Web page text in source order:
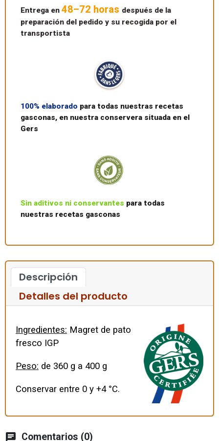
Entrega en 48–72 horas después de la
preparación del pedido y su recogida por el
transportista
100% elaborado para todas nuestras recetas
gasconas, en nuestra conservera situada en el
Gers
Sin aditivos ni conservantes para todas
nuestras recetas gasconas
Descripción
Detalles del producto
Ingredientes: Magret de pato
fresco IGP
Peso: de 360 g a 400 g
Conservar entre 0 y +4 °C.
chat Comentarios (0)